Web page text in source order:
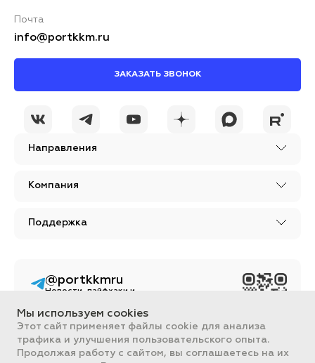
Направления
Компания
Поддержка
Почта
info@portkkm.ru
ЗАКАЗАТЬ ЗВОНОК
Вся информация, размещенная на сайте, носит ознакомительный
характер и не является публичной офертой, определяемой
@portkkmru
Новости, лайфхаки и
контент PORT - бизнес
портал
Мы используем cookies
Этот сайт применяет файлы cookie для анализа
трафика и улучшения пользовательского опыта.
Продолжая работу с сайтом, вы соглашаетесь на их